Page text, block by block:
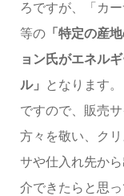
ろですが、「カ
等の「特定の産
ョン氏がエネル
ル」
となります。
ですので、販売
方々を敬い、ク
サや仕入れ先か
介できたらと思っ